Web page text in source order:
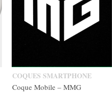
COQUES SMARTPHONE
Coque Mobile – MMG